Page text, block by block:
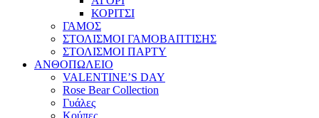
ΚΟΡΙΤΣΙ
ΓΑΜΟΣ
ΣΤΟΛΙΣΜΟΙ ΓΑΜΟΒΑΠΤΙΣΗΣ
ΣΤΟΛΙΣΜΟΙ ΠΑΡΤΥ
ΑΝΘΟΠΩΛΕΙΟ
VALENTINE’S DAY
Rose Bear Collection
Γυάλες
Κούπες